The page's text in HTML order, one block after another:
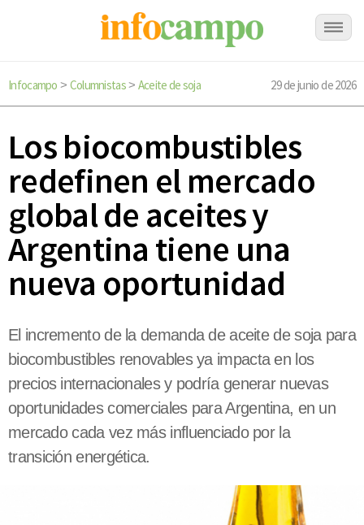
Infocampo > Columnistas> Aceite de soja 29 de junio de 2026
Los biocombustibles
redefinen el mercado
global de aceites y
Argentina tiene una
nueva oportunidad
El incremento de la demanda de aceite de soja para
biocombustibles renovables ya impacta en los
precios internacionales y podría generar nuevas
oportunidades comerciales para Argentina, en un
mercado cada vez más influenciado por la
transición energética.